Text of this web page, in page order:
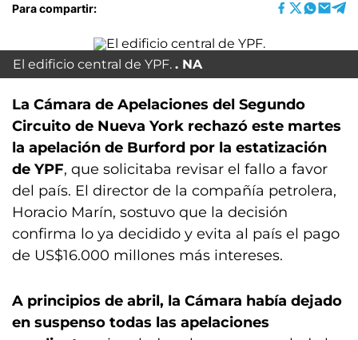
Para compartir:
El edificio central de YPF. NA
La Cámara de Apelaciones del Segundo
Circuito de Nueva York rechazó este martes
la apelación de Burford por la estatización
de YPF, que solicitaba revisar el fallo a favor
del país. El director de la compañía petrolera,
Horacio Marín, sostuvo que la decisión
confirma lo ya decidido y evita al país el pago
de US$16.000 millones más intereses.
A principios de abril, la Cámara había dejado
en suspenso todas las apelaciones